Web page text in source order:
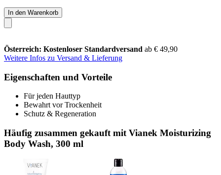
In den Warenkorb
Österreich: Kostenloser Standardversand ab € 49,90
Weitere Infos zu Versand & Lieferung
Eigenschaften und Vorteile
Für jeden Hauttyp
Bewahrt vor Trockenheit
Schutz & Regeneration
Häufig zusammen gekauft mit Vianek Moisturizing
Body Wash, 300 ml